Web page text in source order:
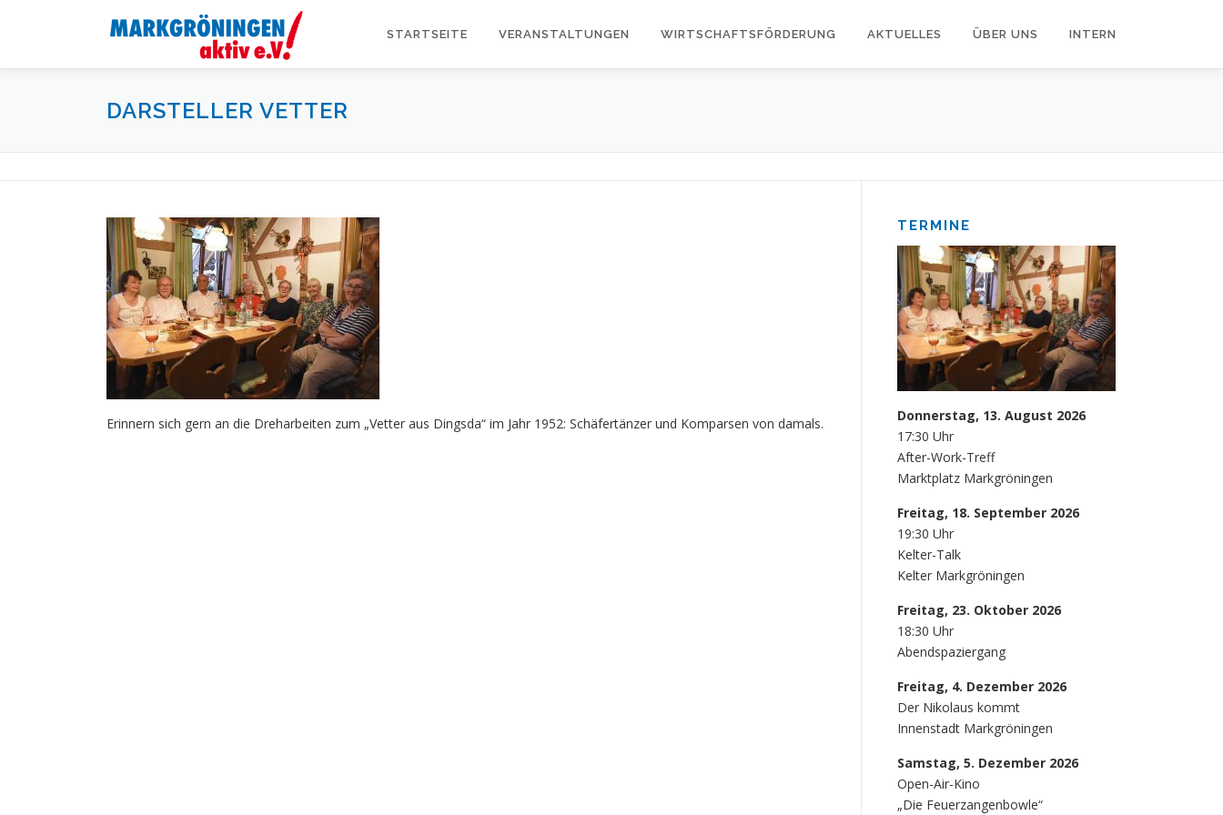
STARTSEITE VERANSTALTUNGEN WIRTSCHAFTSFÖRDERUNG AKTUELLES ÜBER UNS INTERN
DARSTELLER VETTER
Erinnern sich gern an die Dreharbeiten zum „Vetter aus Dingsda“ im Jahr 1952: Schäfertänzer und Komparsen von damals.
TERMINE
Donnerstag, 13. August 2026
17:30 Uhr
After-Work-Treff
Marktplatz Markgröningen
Freitag, 18. September 2026
19:30 Uhr
Kelter-Talk
Kelter Markgröningen
Freitag, 23. Oktober 2026
18:30 Uhr
Abendspaziergang
Freitag, 4. Dezember 2026
Der Nikolaus kommt
Innenstadt Markgröningen
Samstag, 5. Dezember 2026
Open-Air-Kino
„Die Feuerzangenbowle“